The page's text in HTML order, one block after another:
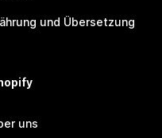
und Übersetzung
uns